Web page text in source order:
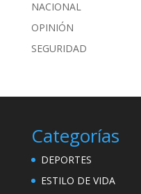
NACIONAL
OPINIÓN
SEGURIDAD
Categorías
DEPORTES
ESTILO DE VIDA